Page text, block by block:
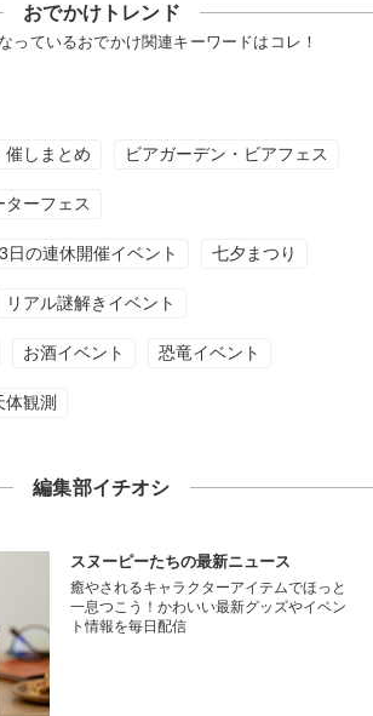
おでかけトレンド
っているおでかけ関連キーワードはコレ！
催しまとめ ビアガーデン・ビアフェス
ーフェス
の連休開催イベント 七夕まつり
リアル謎解きイベント
お酒イベント 恐竜イベント
観測
編集部イチオシ
スヌーピーたちの最新ニュース
癒やされるキャラクターアイテムでほっと
一息つこう！かわいい最新グッズやイベン
ト情報を毎日配信